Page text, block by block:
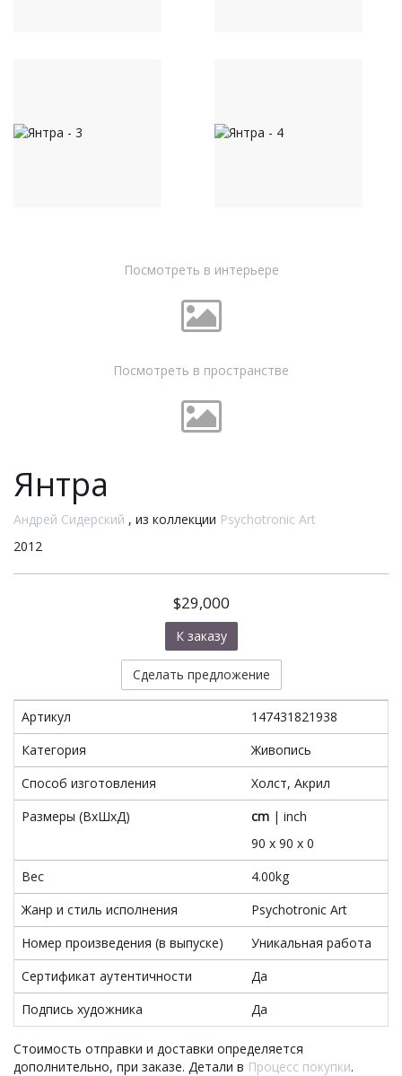
Посмотреть в интерьере
Посмотреть в пространстве
Янтра
Андрей Сидерский , из коллекции Psychotronic Art
2012
$29,000
К заказу
Сделать предложение
Артикул
147431821938
Категория
Живопись
Способ изготовления
Холст, Акрил
Размеры (ВxШxД)
cm | inch
90 x 90 x 0
Вес
4.00kg
Жанр и стиль исполнения
Psychotronic Art
Номер произведения (в выпуске)
Уникальная работа
Сертификат аутентичности
Да
Подпись художника
Да
Стоимость отправки и доставки определяется
дополнительно, при заказе. Детали в Процесс покупки.